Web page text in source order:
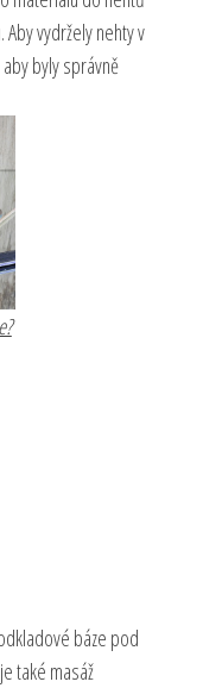
vydržely nehty v
byly správně
báze pod
také masáž